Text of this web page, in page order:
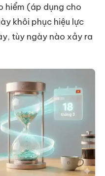
hiểm (áp dụng cho
khôi phục hiệu lực
tùy ngày nào xảy ra